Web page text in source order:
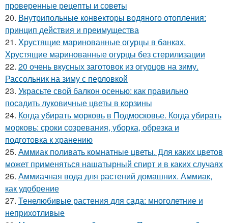
проверенные рецепты и советы
20. Внутрипольные конвекторы водяного отопления:
принцип действия и преимущества
21. Хрустящие маринованные огурцы в банках.
Хрустящие маринованные огурцы без стерилизации
22. 20 очень вкусных заготовок из огурцов на зиму.
Рассольник на зиму с перловкой
23. Украсьте свой балкон осенью: как правильно
посадить луковичные цветы в корзины
24. Когда убирать морковь в Подмосковье. Когда убирать
морковь: сроки созревания, уборка, обрезка и
подготовка к хранению
25. Аммиак поливать комнатные цветы. Для каких цветов
может применяться нашатырный спирт и в каких случаях
26. Аммиачная вода для растений домашних. Аммиак,
как удобрение
27. Тенелюбивые растения для сада: многолетние и
неприхотливые